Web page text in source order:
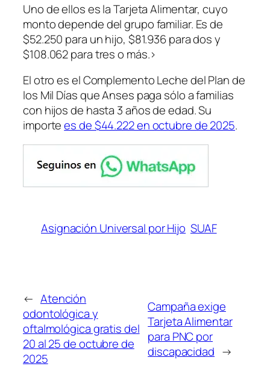
Uno de ellos es la Tarjeta Alimentar, cuyo
monto depende del grupo familiar. Es de
$52.250 para un hijo, $81.936 para dos y
$108.062 para tres o más.>
El otro es el Complemento Leche del Plan de
los Mil Días que Anses paga sólo a familias
con hijos de hasta 3 años de edad. Su
importees de $44.222 en octubre de 2025.
Asignación Universal por Hijo SUAF
← Atención
odontológica y
oftalmológica gratis del
20 al 25 de octubre de
2025
Campaña exige
Tarjeta Alimentar
para PNC por
discapacidad →